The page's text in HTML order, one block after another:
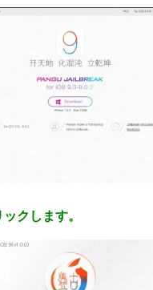
クします。